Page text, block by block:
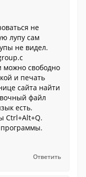
не
лупу сам
не видел.
можно свободно
и печать
сайта найти
файл
есть.
Ctrl+Alt+Q.
программы.
Ответить